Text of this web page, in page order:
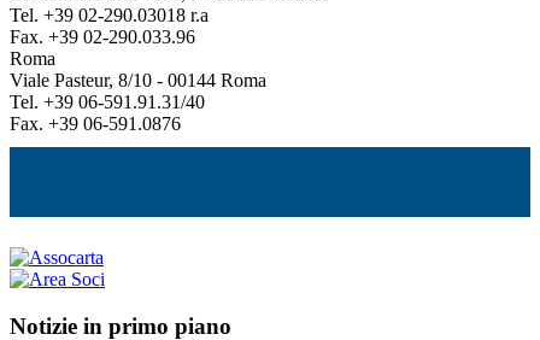
Tel. +39 02-290.03018 r.a
Fax. +39 02-290.033.96
Roma
Viale Pasteur, 8/10 - 00144 Roma
Tel. +39 06-591.91.31/40
Fax. +39 06-591.0876
Notizie in primo piano